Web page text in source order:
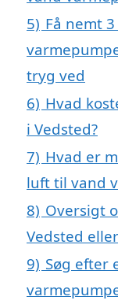
5) Få nemt
tryg ved
6) Hvad
i Vedsted?
7) Hvad er
luft til vand
8) Oversigt
Vedsted
9) Søg efter